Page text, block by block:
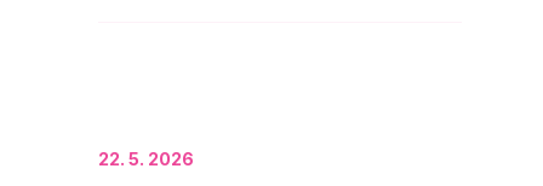
22. 5. 2026